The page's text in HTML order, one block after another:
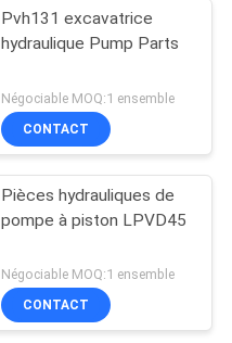
Pvh131 excavatrice
hydraulique Pump Parts
Négociable MOQ:1 ensemble
CONTACT
Pièces hydrauliques de
pompe à piston LPVD45
Négociable MOQ:1 ensemble
CONTACT